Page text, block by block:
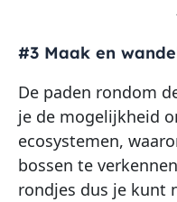
#3 Maak en
De paden rondom
je de mogelijkheid
ecosystemen,
bossen te
rondjes dus je kunt